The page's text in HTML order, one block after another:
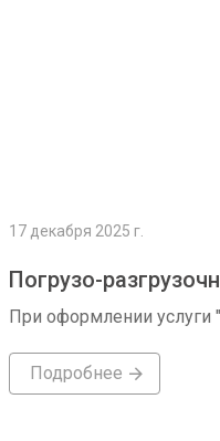
17 декабря 2025 г.
Погрузо-
При оформлении услуги
Подробнее